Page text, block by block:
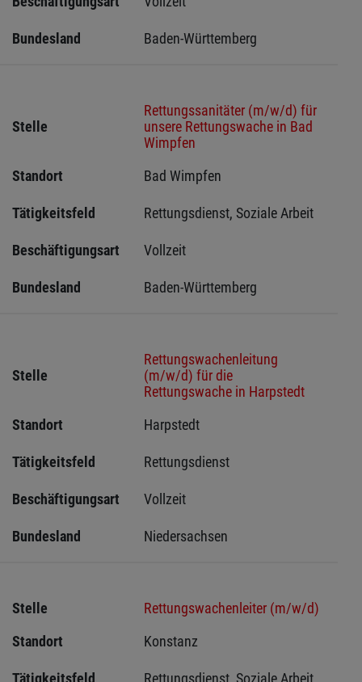
Bundesland Baden-Württemberg
Stelle
Rettungssanitäter (m/w/d) für
unsere Rettungswache in Bad
Wimpfen
Standort
Bad Wimpfen
Tätigkeitsfeld Rettungsdienst, Soziale Arbeit
Beschäftigungsart Vollzeit
Bundesland Baden-Württemberg
Stelle
Rettungswachenleitung
(m/w/d) für die
Rettungswache in Harpstedt
Standort
Harpstedt
Tätigkeitsfeld Rettungsdienst
Beschäftigungsart Vollzeit
Bundesland Niedersachsen
Stelle
Rettungswachenleiter (m/w/d)
Standort
Konstanz
Tätigkeitsfeld Rettungsdienst, Soziale Arbeit